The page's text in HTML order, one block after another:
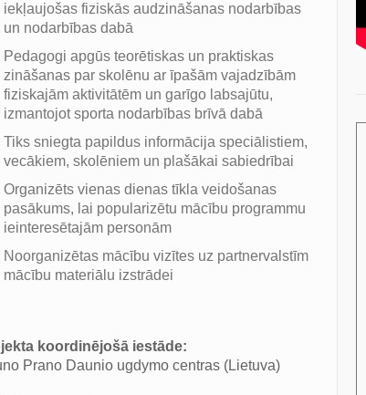
iekļaujošas fiziskās audzināšanas nodarbības
un nodarbības dabā
Pedagogi apgūs teorētiskas un praktiskas
zināšanas par skolēnu ar īpašām vajadzībām
fiziskajām aktivitātēm un garīgo labsajūtu,
izmantojot sporta nodarbības brīvā dabā
Tiks sniegta papildus informācija speciālistiem,
vecākiem, skolēniem un plašākai sabiedrībai
Organizēts vienas dienas tīkla veidošanas
pasākums, lai popularizētu mācību programmu
ieinteresētajām personām
Noorganizētas mācību vizītes uz partnervalstīm
mācību materiālu izstrādei
koordinējošā iestāde:
Prano Daunio ugdymo centras (Lietuva)